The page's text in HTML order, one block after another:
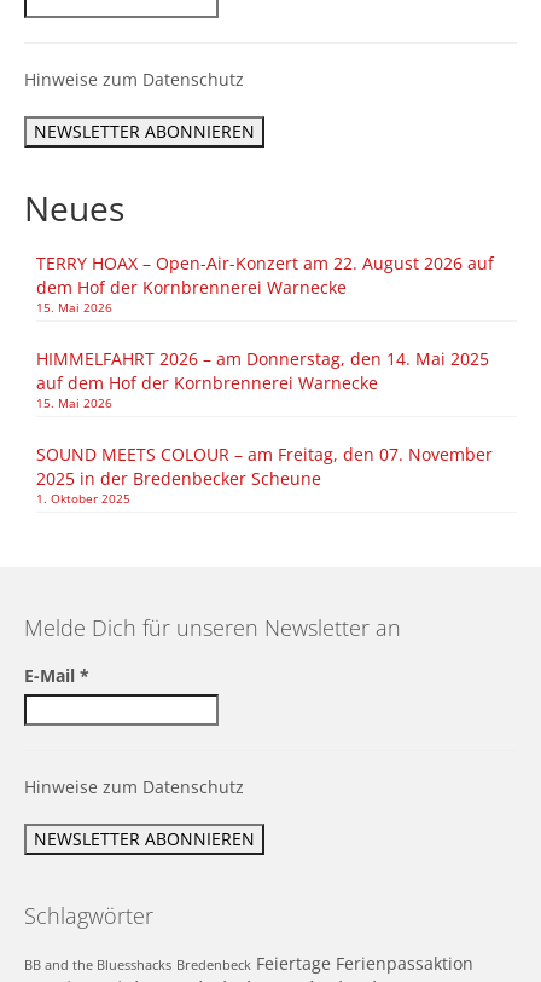
Hinweise zum Datenschutz
Neues
TERRY HOAX – Open-Air-Konzert am 22. August 2026 auf
dem Hof der Kornbrennerei Warnecke
15. Mai 2026
HIMMELFAHRT 2026 – am Donnerstag, den 14. Mai 2025
auf dem Hof der Kornbrennerei Warnecke
15. Mai 2026
SOUND MEETS COLOUR – am Freitag, den 07. November
2025 in der Bredenbecker Scheune
1. Oktober 2025
Melde Dich für unseren Newsletter an
E-Mail *
Hinweise zum Datenschutz
Schlagwörter
BB and the Bluesshacks Bredenbeck Feiertage Ferienpassaktion